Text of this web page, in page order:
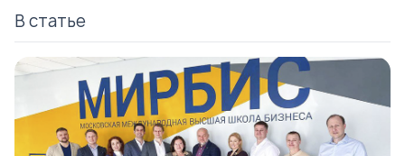
В статье